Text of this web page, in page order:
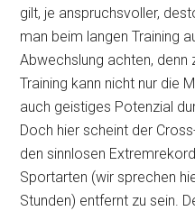
gilt, je anspruchsvoller,
man beim langen Training
Abwechslung achten,
Training kann nicht nur die
auch geistiges Potenzial
Doch hier scheint der
den sinnlosen
Sportarten (wir sprechen
Stunden) entfernt zu sein.